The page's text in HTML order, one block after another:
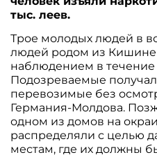
тыс. леев.
Трое молодых людей в
людей родом из
наблюдением в течение
Подозреваемые
перевозимые без
Германия-Молдова.
одном из домов на
распределяли с целью
местам, где их должны